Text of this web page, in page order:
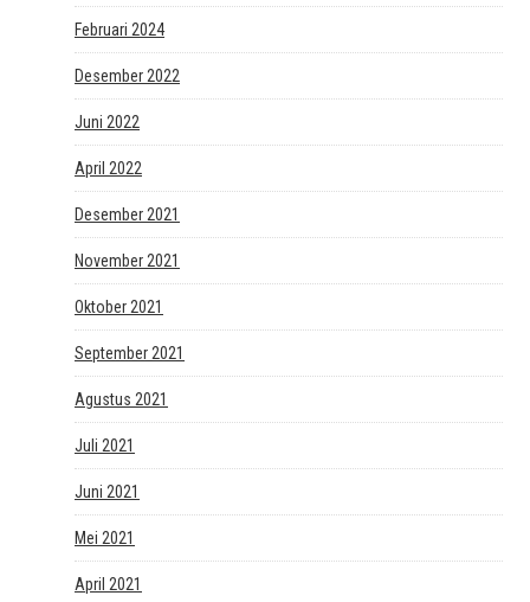
Februari 2024
Desember 2022
Juni 2022
April 2022
Desember 2021
November 2021
Oktober 2021
September 2021
Agustus 2021
Juli 2021
Juni 2021
Mei 2021
April 2021